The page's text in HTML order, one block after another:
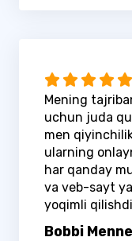
Mening
uchun juda
men
ularning
har qanday
va veb-sayt
yoqimli
Bobbi